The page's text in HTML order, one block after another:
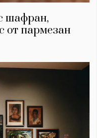
шафран,
от пармезан